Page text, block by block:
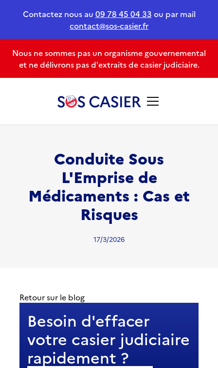
Contactez nous au 09 78 45 04 33 ou par mail
contact@sos-casier.fr
Nous ne sommes pas un organisme gouvernemental
et ne délivrons pas d'extraits de casier judiciaire.
Conduite Sous
L'Emprise de
Médicaments : Cas et
Risques
17/3/2026
Retour sur le blog
Besoin d'effacer
votre casier judiciaire
rapidement ?